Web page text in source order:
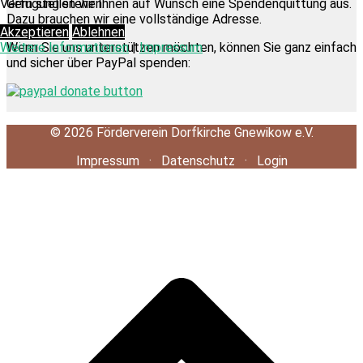
Gern stellen wir Ihnen auf Wunsch eine Spendenquittung aus.
Dazu brauchen wir eine vollständige Adresse.
Wenn Sie uns unterstützen möchten, können Sie ganz einfach
und sicher über PayPal spenden:
© 2026 Förderverein Dorfkirche Gnewikow e.V.
Impressum · Datenschutz · Login
Verfügung stehen.
Akzeptieren Ablehnen
Weitere Informationen|Impressum